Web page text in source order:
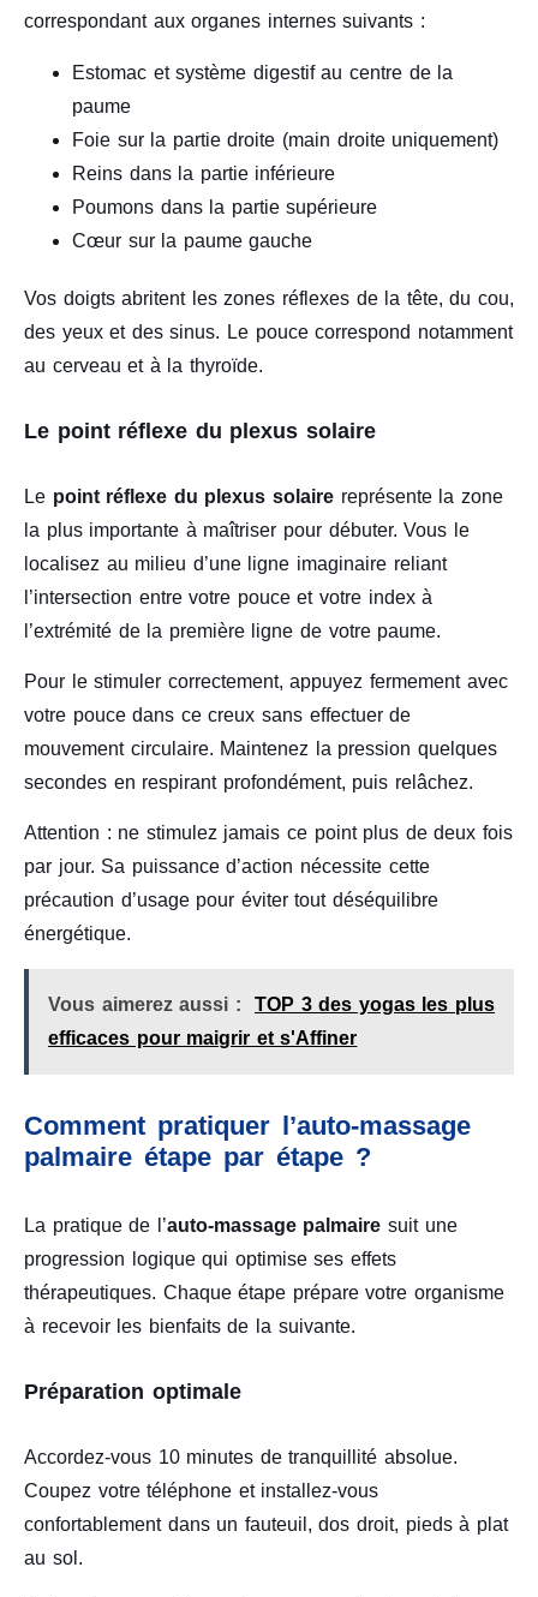
correspondant aux organes internes suivants :
Estomac et système digestif au centre de la
paume
Foie sur la partie droite (main droite uniquement)
Reins dans la partie inférieure
Poumons dans la partie supérieure
Cœur sur la paume gauche
Vos doigts abritent les zones réflexes de la tête, du cou,
des yeux et des sinus. Le pouce correspond notamment
au cerveau et à la thyroïde.
Le point réflexe du plexus solaire
Le point réflexe du plexus solaire représente la zone
la plus importante à maîtriser pour débuter. Vous le
localisez au milieu d’une ligne imaginaire reliant
l’intersection entre votre pouce et votre index à
l’extrémité de la première ligne de votre paume.
Pour le stimuler correctement, appuyez fermement avec
votre pouce dans ce creux sans effectuer de
mouvement circulaire. Maintenez la pression quelques
secondes en respirant profondément, puis relâchez.
Attention : ne stimulez jamais ce point plus de deux fois
par jour. Sa puissance d’action nécessite cette
précaution d’usage pour éviter tout déséquilibre
énergétique.
Vous aimerez aussi :
TOP 3 des yogas les plus
efficaces pour maigrir et s'Affiner
Comment pratiquer l’auto-massage
palmaire étape par étape ?
La pratique de l’auto-massage palmaire suit une
progression logique qui optimise ses effets
thérapeutiques. Chaque étape prépare votre organisme
à recevoir les bienfaits de la suivante.
Préparation optimale
Accordez-vous 10 minutes de tranquillité absolue.
Coupez votre téléphone et installez-vous
confortablement dans un fauteuil, dos droit, pieds à plat
au sol.